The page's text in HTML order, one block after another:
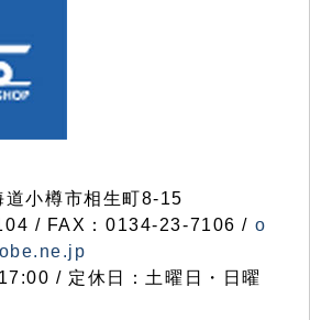
小樽市相生町8-15
/ FAX：0134-23-7106 / o
/ 定休日：土曜日・日曜